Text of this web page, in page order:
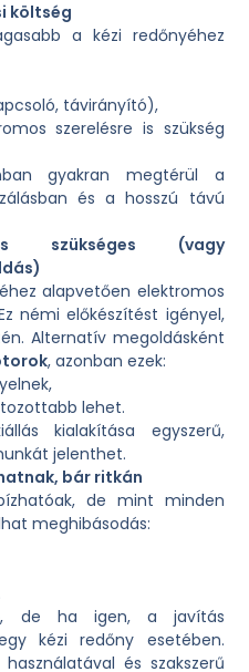
költség
a kézi redőnyéhez
távirányító),
szerelésre is szükség
gyakran megtérül a
és a hosszú távú
szükséges (vagy
alapvetően elektromos
némi előkészítést igényel,
Alternatív megoldásként
, azonban ezek:
lehet.
kialakítása egyszerű,
jelenthet.
bár ritkán
de mint minden
meghibásodás:
de ha igen, a javítás
kézi redőny esetében.
és szakszerű